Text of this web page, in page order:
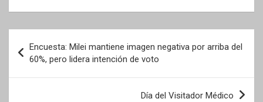
de
entradas
Encuesta: Milei mantiene imagen negativa por arriba del
60%, pero lidera intención de voto
Día del Visitador Médico